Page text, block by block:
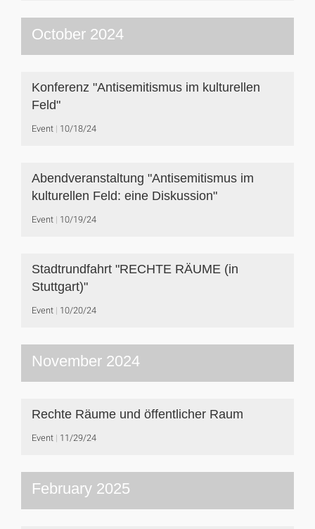
October 2024
Konferenz "Antisemitismus im kulturellen
Feld"
Event 10/18/24
Abendveranstaltung "Antisemitismus im
kulturellen Feld: eine Diskussion"
Event 10/19/24
Stadtrundfahrt "RECHTE RÄUME (in
Stuttgart)"
Event 10/20/24
November 2024
Rechte Räume und öffentlicher Raum
Event 11/29/24
February 2025